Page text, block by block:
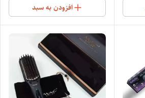
افزودن به سبد